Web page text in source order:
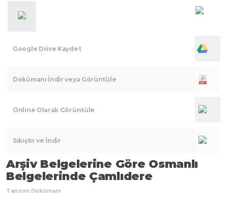
Google Drive Kaydet
Dokümanı İndir veya Görüntüle
Online Olarak Görüntüle
Sıkıştır ve İndir
Arşiv Belgelerine Göre Osmanlı
Belgelerinde Çamlıdere
Tanıtım Dokümanı